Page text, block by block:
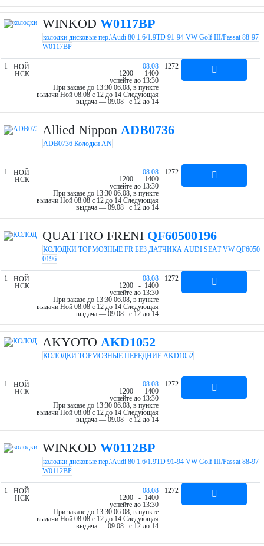
WINKOD W0117BP
колодки дисковые пер.\Audi 80 1.6/1.9TD 91-94 VW Golf III/Passat 88-97
W0117BP
1
НОЙ
НСК
08.08
1200 - 1400
успейте до 13:30
При заказе до 13:30 06.08, в пункте
выдачи Ной 08.08 c 12 до 14 Следующая
выдача — 09.08 c 12 до 14
1272
Allied Nippon ADB0736
ADB0736 Колодки AN
1
НОЙ
НСК
08.08
1200 - 1400
успейте до 13:30
При заказе до 13:30 06.08, в пункте
выдачи Ной 08.08 c 12 до 14 Следующая
выдача — 09.08 c 12 до 14
1272
QUATTRO FRENI QF60500196
КОЛОДКИ ТОРМОЗНЫЕ FR БЕЗ ДАТЧИКА AUDI SEAT VW QF6050
0196
1
НОЙ
НСК
08.08
1200 - 1400
успейте до 13:30
При заказе до 13:30 06.08, в пункте
выдачи Ной 08.08 c 12 до 14 Следующая
выдача — 09.08 c 12 до 14
1272
AKYOTO AKD1052
КОЛОДКИ ТОРМОЗНЫЕ ПЕРЕДНИЕ AKD1052
1
НОЙ
НСК
08.08
1200 - 1400
успейте до 13:30
При заказе до 13:30 06.08, в пункте
выдачи Ной 08.08 c 12 до 14 Следующая
выдача — 09.08 c 12 до 14
1272
WINKOD W0112BP
колодки дисковые пер.\Audi 80 1.6/1.9TD 91-94 VW Golf III/Passat 88-97
W0112BP
1
НОЙ
НСК
08.08
1200 - 1400
успейте до 13:30
При заказе до 13:30 06.08, в пункте
выдачи Ной 08.08 c 12 до 14 Следующая
выдача — 09.08 c 12 до 14
1272